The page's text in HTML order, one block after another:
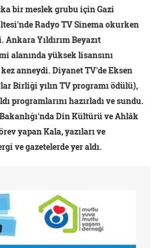
bir meslek grubu için Gazi
Radyo TV Sinema okurken
Yıldırım Beyazıt
alanında yüksek lisansını
anneydi. Diyanet TV'de Eksen
Birliği yılın TV programı ödülü),
programlarını hazırladı ve sundu.
Din Kültürü ve Ahlâk
yapan Kala, yazıları ve
ve gazetelerde yer aldı.